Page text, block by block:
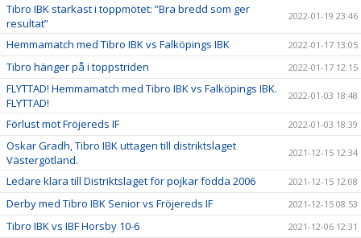
Tibro IBK starkast i toppmötet: ”Bra bredd som ger
resultat”
2022-01-19 23:46
Hemmamatch med Tibro IBK vs Falköpings IBK 2022-01-17 13:05
Tibro hänger på i toppstriden 2022-01-17 12:15
FLYTTAD! Hemmamatch med Tibro IBK vs Falköpings IBK.
FLYTTAD!
2022-01-03 18:48
Förlust mot Fröjereds IF 2022-01-03 18:39
Oskar Gradh, Tibro IBK uttagen till distriktslaget
Västergötland.
2021-12-15 12:34
Ledare klara till Distriktslaget för pojkar födda 2006 2021-12-15 12:08
Derby med Tibro IBK Senior vs Fröjereds IF 2021-12-15 08:53
Tibro IBK vs IBF Horsby 10-6 2021-12-06 12:31